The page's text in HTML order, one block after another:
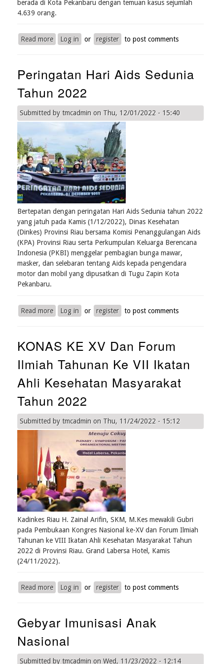
berada di Kota Pekanbaru dengan temuan kasus sejumlah
4.639 orang.
Read moreabout
Natar
Nasution
acara
Seminar
Dan
Aids
Pada
Mahasiswa/i
Kesehatan
Provinsi
Riau
Tahun
2022
di
Prime
Park
Hotel
(07/12/2022)
Log in or register to post comments
Peringatan Hari Aids Sedunia
Tahun 2022
Submitted by tmcadmin on Thu, 12/01/2022 - 15:40
Bertepatan dengan peringatan Hari Aids Sedunia tahun 2022
yang jatuh pada Kamis (1/12/2022), Dinas Kesehatan
(Dinkes) Provinsi Riau bersama Komisi Penanggulangan Aids
(KPA) Provinsi Riau serta Perkumpulan Keluarga Berencana
Indonesia (PKBI) menggelar pembagian bunga mawar,
masker, dan selebaran tentang Aids kepada pengendara
motor dan mobil yang dipusatkan di Tugu Zapin Kota
Pekanbaru.
Read moreabout
Aids
Sedunia
Tahun
Log in or register to post comments
KONAS KE XV Dan Forum
Ilmiah Tahunan Ke VII Ikatan
Ahli Kesehatan Masyarakat
Tahun 2022
Submitted by tmcadmin on Thu, 11/24/2022 - 15:12
Kadinkes Riau H. Zainal Arifin, SKM, M.Kes mewakili Gubri
pada Pembukaan Kongres Nasional ke-XV dan Forum Ilmiah
Tahunan ke VIII Ikatan Ahli Kesehatan Masyarakat Tahun
2022 di Provinsi Riau. Grand Labersa Hotel, Kamis
(24/11/2022).
Read moreabout
dan
Forum
Tahunan
Log in or register to post comments
Gebyar Imunisasi Anak
Nasional
Submitted by tmcadmin on Wed, 11/23/2022 - 12:14